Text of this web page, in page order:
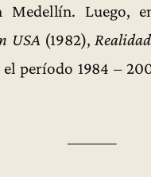
Medellín. Luego,
USA (1982),
período 1984 –
———